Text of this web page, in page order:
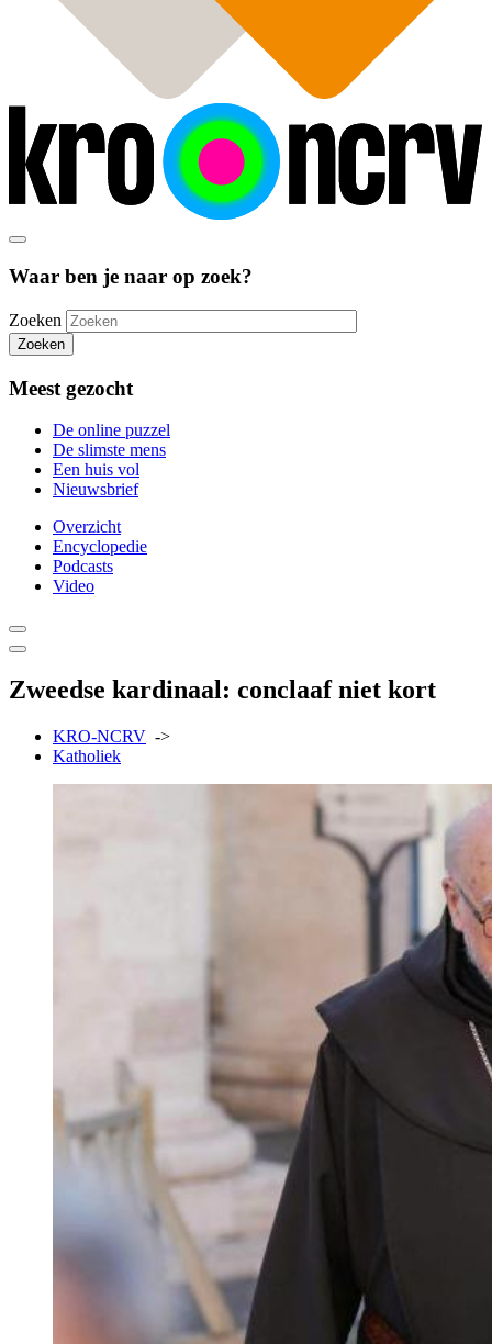
Waar ben je naar op zoek?
Zoeken
Zoeken
Meest gezocht
De online puzzel
De slimste mens
Een huis vol
Nieuwsbrief
Overzicht
Encyclopedie
Podcasts
Video
Zweedse kardinaal: conclaaf niet kort
KRO-NCRV ->
Katholiek